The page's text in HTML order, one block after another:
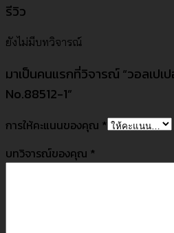
รีวิว
ยังไม่มีบทวิจารณ์
มาเป็นคนแรกที่วิจารณ์ “วอลเปเ
No.88512-1”
การให้คะแนนของคุณ *
บทวิจารณ์ของคุณ *